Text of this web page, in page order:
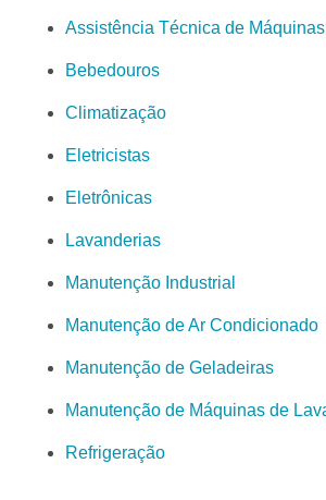
Assistência Técnica de
Bebedouros
Climatização
Eletricistas
Eletrônicas
Lavanderias
Manutenção Industrial
Manutenção de Ar Condicionado
Manutenção de Geladeiras
Manutenção de Máquinas de
Refrigeração